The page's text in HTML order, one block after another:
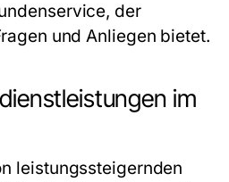
der
und Anliegen bietet.
im
leistungssteigernden